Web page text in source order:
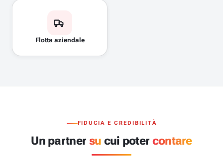
Flotta aziendale
FIDUCIA E CREDIBILITÀ
Un partnersu cui potercontare